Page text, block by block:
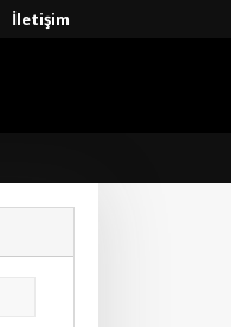
İletişim